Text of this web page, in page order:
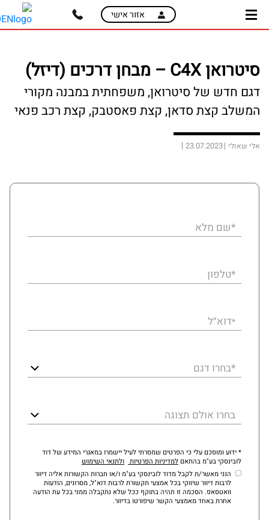
skip
skip
אזור אישי
סיטרואן C4X – מבחן דרכים (דיזל)
דגם חדש של סיטרואן, משפחתית במבנה מקורי
המשלב קצת סדאן, קצת פאסטבק, קצת רכב פנאי
אלי שאולי 23.07.2023
*שם מלא
*טלפון
*דוא״ל
*בחרו דגם
בחרו אולם תצוגה
* ידוע ומוסכם עלי כי הפרטים שמסרתי לעיל יישמרו במאגרי המידע של דוד
לובינסקי בע"מ בהתאםלמדיניות הפרטיות ולתנאי השימוש
הנני מאשר/ת לקבל מדוד לובינסקי בע"מ ו/או חברות הקשורות אליה דיוור
לרבות דיוור שיווקי בכל אמצעי תקשורת לרבות דוא"ל, מסרונים, הודעות
וואטסאפ. הסכמה זו תהיה בתוקף ככל שלא נתקבלה ממני בכל עת הודעה
אחרת באחד מאמצעי הקשר שיפורטו בדיוור.